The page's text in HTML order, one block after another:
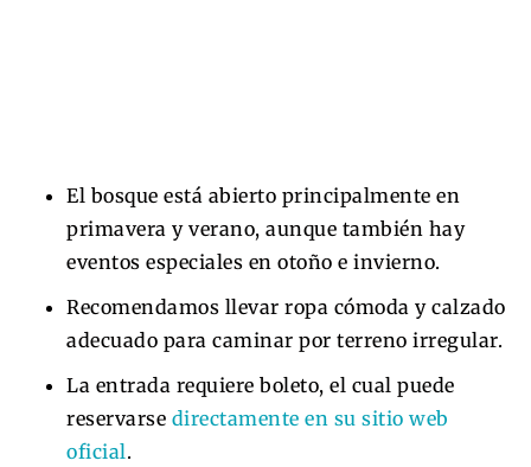
El bosque está abierto principalmente en
primavera y verano, aunque también hay
eventos especiales en otoño e invierno.
Recomendamos llevar ropa cómoda y calzado
adecuado para caminar por terreno irregular.
La entrada requiere boleto, el cual puede
reservarse directamente en su sitio web
oficial.